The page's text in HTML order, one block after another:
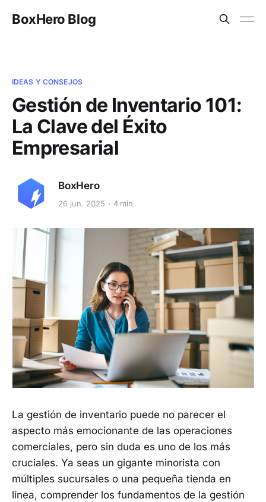
BoxHero Blog
IDEAS Y CONSEJOS
Gestión de Inventario 101:
La Clave del Éxito
Empresarial
BoxHero
26 jun. 2025 4 min
La gestión de inventario puede no parecer el
aspecto más emocionante de las operaciones
comerciales, pero sin duda es uno de los más
cruciales. Ya seas un gigante minorista con
múltiples sucursales o una pequeña tienda en
línea, comprender los fundamentos de la gestión